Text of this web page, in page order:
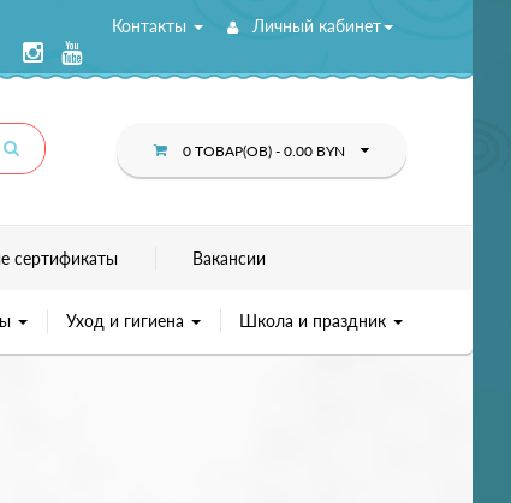
Контакты Личный кабинет
0 ТОВАР(ОВ) - 0.00 BYN
сертификаты Вакансии
Уход и гигиена Школа и праздник